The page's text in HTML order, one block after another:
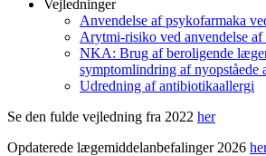
Vejledninger
Anvendelse af psykofarmaka
Arytmi-risiko ved anvendelse af
NKA: Brug af beroligende
symptomlindring af nyopståede
Udredning af antibiotikaallergi
Se den fulde vejledning fra 2022 her
Opdaterede lægemiddelanbefalinger 2026